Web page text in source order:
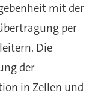
mit der
per
Die
der
in Zellen und